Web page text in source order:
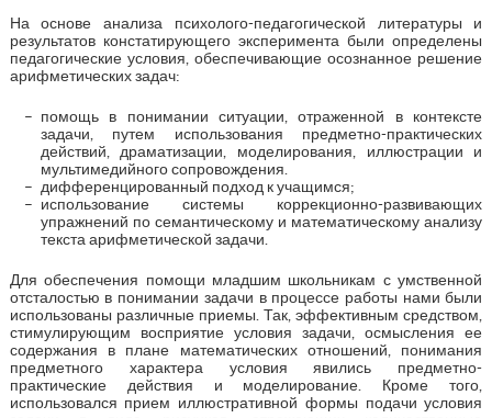
На основе анализа психолого-педагогической литературы и
результатов констатирующего эксперимента были определены
педагогические условия, обеспечивающие осознанное решение
арифметических задач:
помощь в понимании ситуации, отраженной в контексте
задачи, путем использования предметно-практических
действий, драматизации, моделирования, иллюстрации и
мультимедийного сопровождения.
дифференцированный подход к учащимся;
использование системы коррекционно-развивающих
упражнений по семантическому и математическому анализу
текста арифметической задачи.
Для обеспечения помощи младшим школьникам с умственной
отсталостью в понимании задачи в процессе работы нами были
использованы различные приемы. Так, эффективным средством,
стимулирующим восприятие условия задачи, осмысления ее
содержания в плане математических отношений, понимания
предметного характера условия явились предметно-
практические действия и моделирование. Кроме того,
использовался прием иллюстративной формы подачи условия